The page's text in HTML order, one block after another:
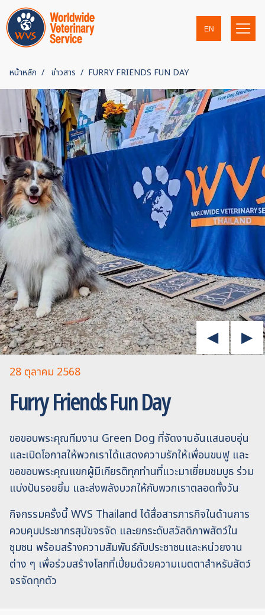
EN
หน้าหลัก ข่าวสาร FURRY FRIENDS FUN DAY
28 ตุลาคม 2568
Furry Friends Fun Day
ขอขอบพระคุณทีมงาน Green Dog ที่จัดงานอันแสนอบอุ่น
และเปิดโอกาสให้พวกเราได้แสดงความรักให้เพื่อนขนฟู และ
ขอขอบพระคุณแขกผู้มีเกียรติทุกท่านที่แวะมาเยี่ยมชมบูธ ร่วม
แบ่งปันรอยยิ้ม และส่งพลังบวกให้กับพวกเราตลอดทั้งวัน
กิจกรรมครั้งนี้ WVS Thailand ได้สื่อสารภารกิจในด้านการ
ควบคุมประชากรสุนัขจรจัด และยกระดับสวัสดิภาพสัตว์ใน
ชุมชน พร้อมสร้างความสัมพันธ์กับประชาชนและหน่วยงาน
ต่าง ๆ เพื่อร่วมสร้างโลกที่เปี่ยมด้วยความเมตตาสำหรับสัตว์
จรจัดทุกตัว